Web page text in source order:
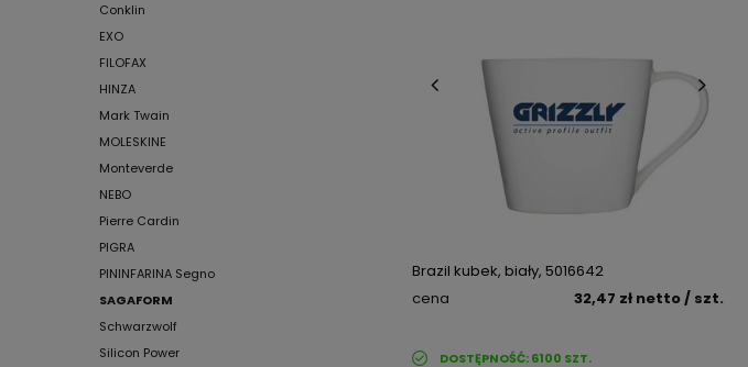
Conklin
EXO
FILOFAX
HINZA
Mark Twain
MOLESKINE
Monteverde
NEBO
Pierre Cardin
PIGRA
PININFARINA Segno
SAGAFORM
Schwarzwolf
Silicon Power
Brazil kubek, biały, 5016642
cena
32,47 zł netto/ szt.
DOSTĘPNOŚĆ:6100 SZT.